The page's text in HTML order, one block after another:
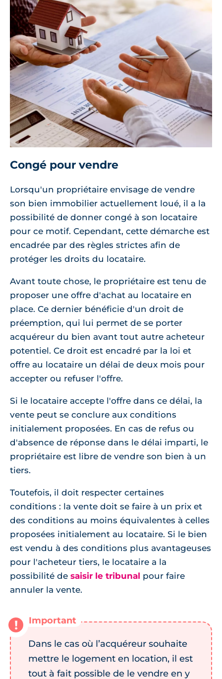
Congé pour vendre
Lorsqu'un propriétaire envisage de vendre
son bien immobilier actuellement loué, il a la
possibilité de donner congé à son locataire
pour ce motif. Cependant, cette démarche est
encadrée par des règles strictes afin de
protéger les droits du locataire.
Avant toute chose, le propriétaire est tenu de
proposer une offre d'achat au locataire en
place. Ce dernier bénéficie d'un droit de
préemption, qui lui permet de se porter
acquéreur du bien avant tout autre acheteur
potentiel. Ce droit est encadré par la loi et
offre au locataire un délai de deux mois pour
accepter ou refuser l'offre.
Si le locataire accepte l'offre dans ce délai, la
vente peut se conclure aux conditions
initialement proposées. En cas de refus ou
d'absence de réponse dans le délai imparti, le
propriétaire est libre de vendre son bien à un
tiers.
Toutefois, il doit respecter certaines
conditions : la vente doit se faire à un prix et
des conditions au moins équivalentes à celles
proposées initialement au locataire. Si le bien
est vendu à des conditions plus avantageuses
pour l'acheteur tiers, le locataire a la
possibilité de saisir le tribunal pour faire
annuler la vente.
Dans le cas où l’acquéreur souhaite
mettre le logement en location, il est
tout à fait possible de le vendre en y